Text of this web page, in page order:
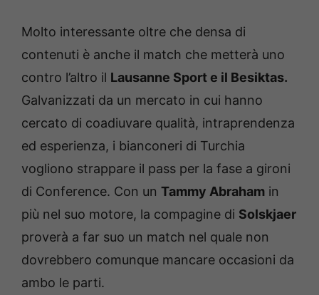
Molto interessante oltre che densa di
contenuti è anche il match che metterà uno
contro l’altro il Lausanne Sport e il Besiktas.
Galvanizzati da un mercato in cui hanno
cercato di coadiuvare qualità, intraprendenza
ed esperienza, i bianconeri di Turchia
vogliono strappare il pass per la fase a gironi
di Conference. Con un Tammy Abraham in
più nel suo motore, la compagine di Solskjaer
proverà a far suo un match nel quale non
dovrebbero comunque mancare occasioni da
ambo le parti.